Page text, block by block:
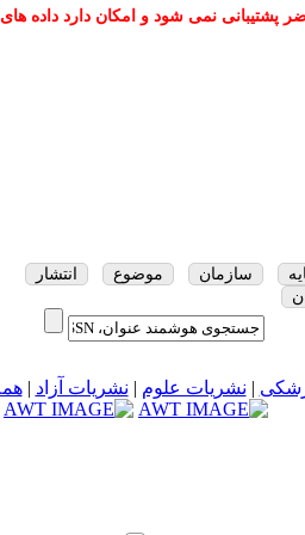
پشتیبانی نمی شود و امکان دارد داده
سازمان موضوع
انتشار
| نشریات علوم | نشریات آزاد |